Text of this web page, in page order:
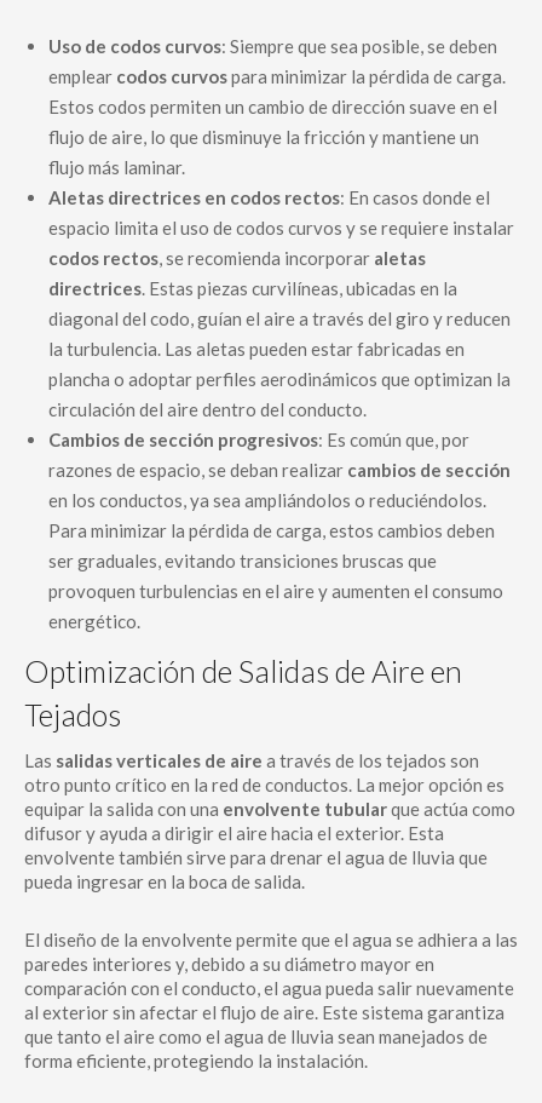
Uso de codos curvos: Siempre que sea posible, se deben
emplear codos curvospara minimizar la pérdida de carga.
Estos codos permiten un cambio de dirección suave en el
flujo de aire, lo que disminuye la fricción y mantiene un
flujo más laminar.
Aletas directrices en codos rectos: En casos donde el
espacio limita el uso de codos curvos y se requiere instalar
codos rectos, se recomienda incorporar aletas
directrices. Estas piezas curvilíneas, ubicadas en la
diagonal del codo, guían el aire a través del giro y reducen
la turbulencia. Las aletas pueden estar fabricadas en
plancha o adoptar perfiles aerodinámicos que optimizan la
circulación del aire dentro del conducto.
Cambios de sección progresivos: Es común que, por
razones de espacio, se deban realizar cambios de sección
en los conductos, ya sea ampliándolos o reduciéndolos.
Para minimizar la pérdida de carga, estos cambios deben
ser graduales, evitando transiciones bruscas que
provoquen turbulencias en el aire y aumenten el consumo
energético.
Optimización de Salidas de Aire en
Tejados
Las salidas verticales de aire a través de los tejados son
otro punto crítico en la red de conductos. La mejor opción es
equipar la salida con una envolvente tubularque actúa como
difusor y ayuda a dirigir el aire hacia el exterior. Esta
envolvente también sirve para drenar el agua de lluvia que
pueda ingresar en la boca de salida.
El diseño de la envolvente permite que el agua se adhiera a las
paredes interiores y, debido a su diámetro mayor en
comparación con el conducto, el agua pueda salir nuevamente
al exterior sin afectar el flujo de aire. Este sistema garantiza
que tanto el aire como el agua de lluvia sean manejados de
forma eficiente, protegiendo la instalación.